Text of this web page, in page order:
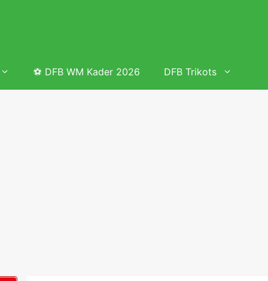
⚽ DFB WM Kader 2026 DFB Trikots